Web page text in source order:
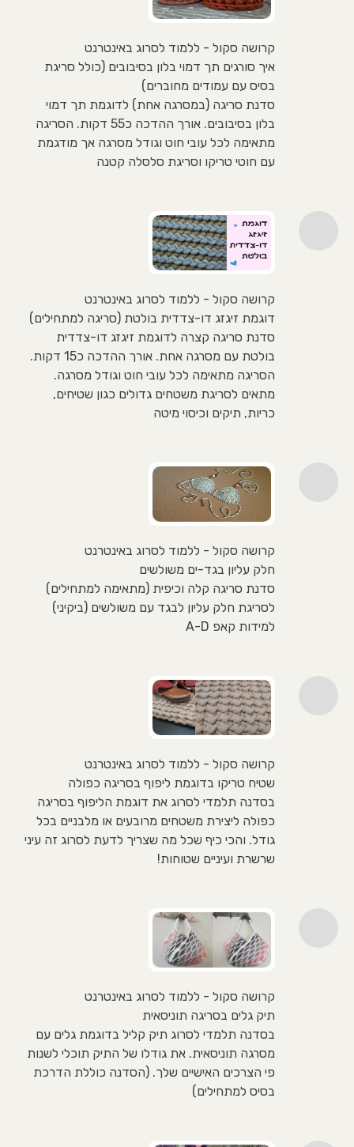
קרושה סקול - ללמוד לסרוג באינטרנט
איך סורגים תך דמוי בלון בסיבובים (כולל סריגת
בסיס עם עמודים מחוברים)
סדנת סריגה (במסרגה אחת) לדוגמת תך דמוי
בלון בסיבובים. אורך ההדכה כ55 דקות. הסריגה
מתאימה לכל עובי חוט וגודל מסרגה אך מודגמת
עם חוטי טריקו וסריגת סלסלה קטנה
קרושה סקול - ללמוד לסרוג באינטרנט
דוגמת זיגזג דו-צדדית בולטת (סריגה למתחילים)
סדנת סריגה קצרה לדוגמת זיגזג דו-צדדית
בולטת עם מסרגה אחת. אורך ההדכה כ15 דקות.
הסריגה מתאימה לכל עובי חוט וגודל מסרגה.
מתאים לסריגת משטחים גדולים כגון שטיחים,
כריות, תיקים וכיסוי מיטה
קרושה סקול - ללמוד לסרוג באינטרנט
חלק עליון בגד-ים משולשים
סדנת סריגה קלה וכיפית (מתאימה למתחילים)
לסריגת חלק עליון לבגד עם משולשים (ביקיני)
למידות קאפ A-D
קרושה סקול - ללמוד לסרוג באינטרנט
שטיח טריקו בדוגמת ליפוף בסריגה כפולה
בסדנה תלמדי לסרוג את דוגמת הליפוף בסריגה
כפולה ליצירת משטחים מרובעים או מלבניים בכל
גודל. והכי כיף שכל מה שצריך לדעת לסרוג זה עיני
שרשרת ועיניים שטוחות!
קרושה סקול - ללמוד לסרוג באינטרנט
תיק גלים בסריגה תוניסאית
בסדנה תלמדי לסרוג תיק קליל בדוגמת גלים עם
מסרגה תוניסאית. את גודלו של התיק תוכלי לשנות
פי הצרכים האישיים שלך. (הסדנה כוללת הדרכת
בסיס למתחילים)